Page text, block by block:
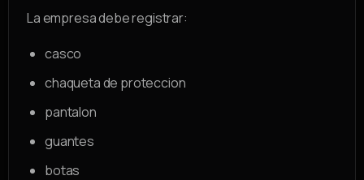
La empresa debe registrar:
casco
chaqueta de proteccion
pantalon
guantes
botas